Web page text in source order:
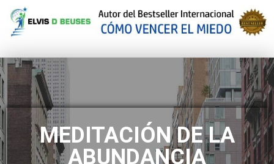
MEDITACIÓN DE LA
ABUNDANCIA